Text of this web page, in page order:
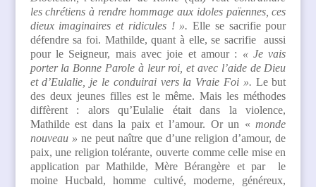
les chrétiens à rendre hommage aux idoles païennes, ces
dieux imaginaires et ridicules ! ».Elle se sacrifie pour
défendre sa foi. Mathilde, quant à elle, se sacrifie aussi
pour le Seigneur, mais avec joie et amour : « Je vais
porter la Bonne Parole à leur roi, et avec l’aide de Dieu
et d’Eulalie, je le conduirai vers la Vraie Foi ». Le but
des deux jeunes filles est le même. Mais les méthodes
diffèrent : alors qu’Eulalie était dans la violence,
Mathilde est dans la paix et l’amour. Or un «monde
nouveau » ne peut naître que d’une religion d’amour, de
paix, une religion tolérante, ouverte comme celle mise en
application par Mathilde, Mère Bérangère et par le
moine Hucbald, homme cultivé, moderne, généreux,